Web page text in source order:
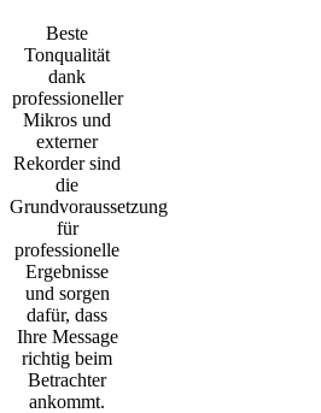
Beste
Tonqualität
dank
professioneller
Mikros und
externer
Rekorder sind
die
Grundvoraussetzung
für
professionelle
Ergebnisse
und sorgen
dafür, dass
Ihre Message
richtig beim
Betrachter
ankommt.